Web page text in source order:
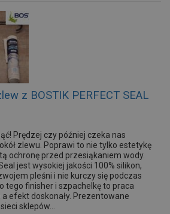
z BOSTIK PERFECT SEAL
Prędzej czy później czeka nas
zlewu. Poprawi to nie tylko estetykę
ochronę przed przesiąkaniem wody.
jest wysokiej jakości 100% silikon,
pleśni i nie kurczy się podczas
tego finisher i szpachelkę to praca
a efekt doskonały. Prezentowane
sklepów...